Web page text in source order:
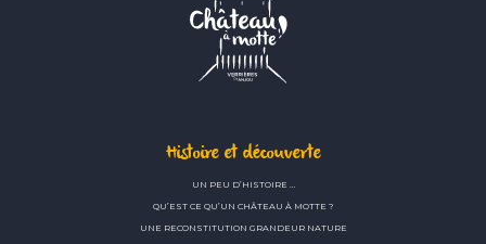
Histoire et découverte
UN PEU D’HISTOIRE …
QU’EST CE QU’UN CHÂTEAU À MOTTE ?
UNE RECONSTITUTION GRANDEUR NATURE